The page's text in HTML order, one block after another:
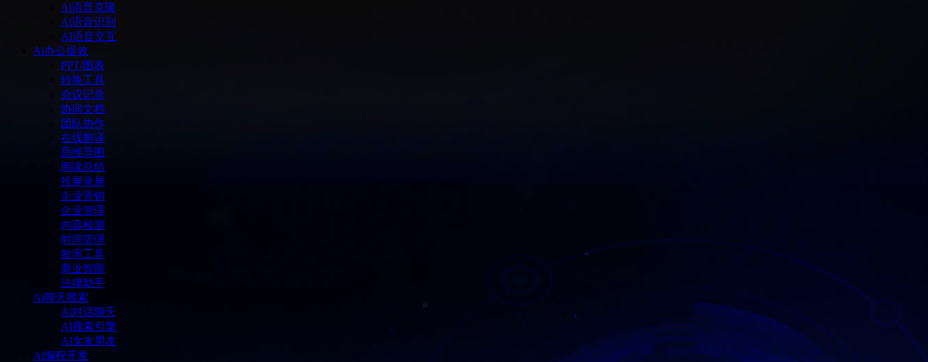
Ai语音克隆
Ai语音识别
AI语音交互
Ai办公提效
PPT/图表
转换工具
会议记录
协同文档
团队协作
在线翻译
思维导图
阅读总结
投屏录屏
企业营销
企业管理
内容检测
时间管理
效率工具
商业智能
法律助手
Ai聊天搜索
Ai对话聊天
AI搜索引擎
AI女友男友
Ai编程开发